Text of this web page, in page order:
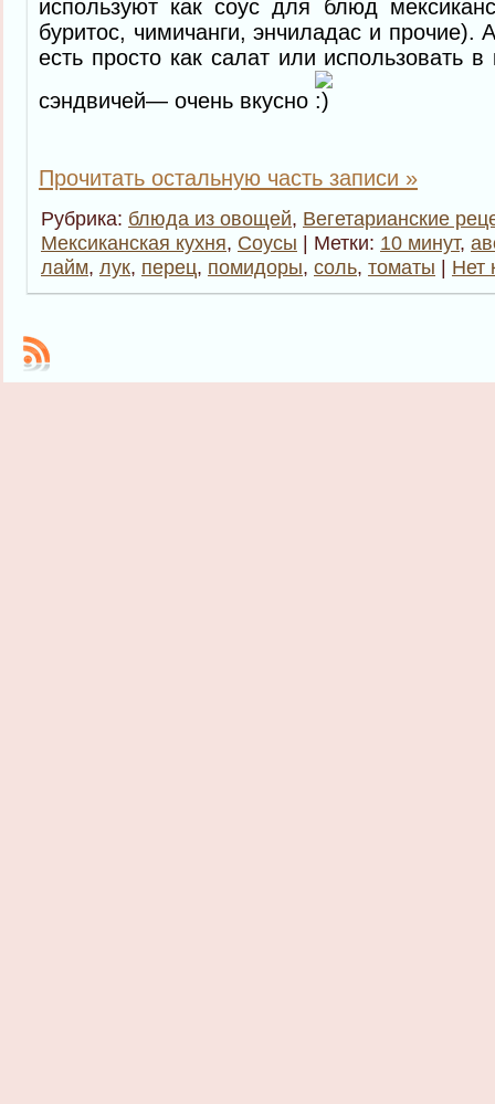
используют как соус для блюд
буритос, чимичанги, энчиладас и
есть просто как салат или использовать
сэндвичей— очень вкусно
Прочитать остальную часть записи »
Рубрика: блюда из овощей, Вегетарианские
Мексиканская кухня, Соусы | Метки: 10 минут,
лайм, лук, перец, помидоры, соль, томаты | Нет